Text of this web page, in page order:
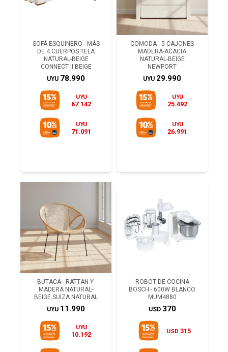
SOFÁ ESQUINERO - MÁS
DE 4 CUERPOS TELA
NATURAL-BEIGE
CONNECT II BEIGE
UYU 78.990
UYU
67.142
UYU
71.091
COMODA - 5 CAJONES
MADERA-ACACIA
NATURAL-BEIGE
NEWPORT
UYU 29.990
UYU
25.492
UYU
26.991
BUTACA - RATTAN-Y-
MADERA NATURAL-
BEIGE SUIZA NATURAL
UYU 11.990
UYU
10.192
ROBOT DE COCINA
BOSCH - 600W BLANCO
MUM4880
USD 370
USD 315